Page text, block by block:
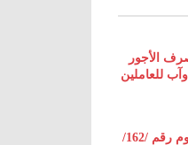
الأجور
للعاملين
الرئيس “أحمد الشرع” يصدر المرسوم رقم /162/